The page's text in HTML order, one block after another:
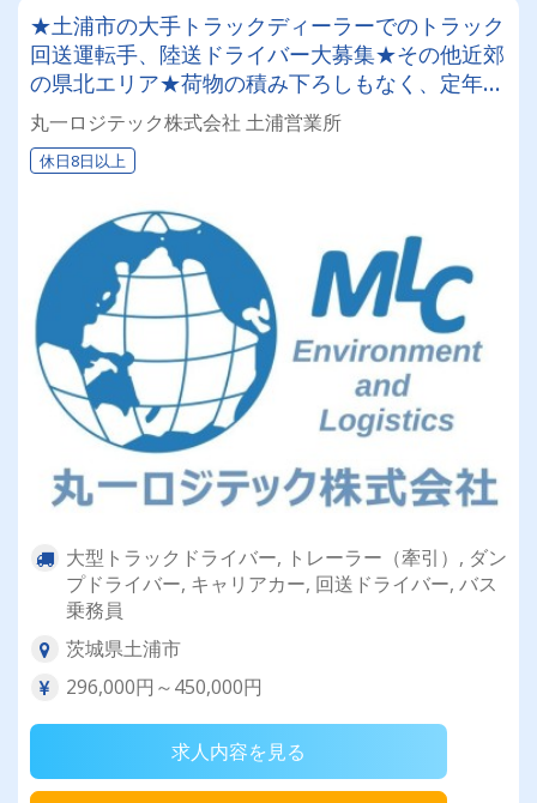
★土浦市の大手トラックディーラーでのトラック
回送運転手、陸送ドライバー大募集★その他近郊
の県北エリア★荷物の積み下ろしもなく、定年後
も体に負担なく働けます★日勤業務のみで土日祝
日休みの年間１２０日以上！プライベート充実♪
丸一ロジテック株式会社 土浦営業所
休日8日以上
大型トラックドライバー, トレーラー（牽引）, ダン
プドライバー, キャリアカー, 回送ドライバー, バス
乗務員
茨城県土浦市
296,000円～450,000円
求人内容を見る